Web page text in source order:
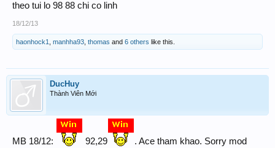
theo tui lo 98 88 chi co linh
18/12/13
haonhock1 manhha93 thomas and 6 others like this.
DucHuy
Thành Viên Mới
MB 18/12: 92,29
. Ace tham khao. Sorry mod